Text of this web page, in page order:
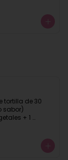
tortilla de 30
sabor)
+ 1